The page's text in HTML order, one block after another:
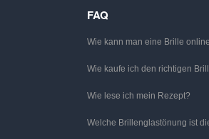
FAQ
Wie kann man eine Brille
Wie kaufe ich den richtigen
Wie lese ich mein Rezept?
Welche Brillenglastönung ist